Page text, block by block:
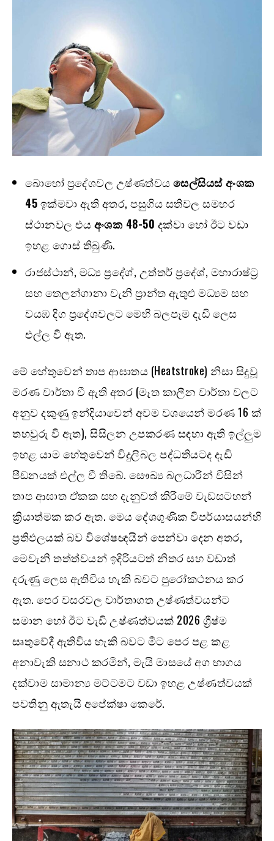
බොහෝ ප්‍රදේශවල උෂ්ණත්වයසෙල්සියස් අංශක
45ඉක්මවා ඇති අතර, පසුගිය සතිවල සමහර
ස්ථානවල එයඅංශක 48-50 දක්වා හෝ ඊට වඩා
ඉහළ ගොස් තිබුණි.
රාජස්ථාන්, මධ්‍ය ප්‍රදේශ්, උත්තර් ප්‍රදේශ්, මහාරාෂ්ට්‍ර
සහ තෙලන්ගානා වැනි ප්‍රාන්ත ඇතුළු මධ්‍යම සහ
වයඹ දිග ප්‍රදේශවලට මෙහි බලපෑම දැඩි ලෙස
එල්ල වී ඇත.
මේ හේතුවෙන් තාප ආඝාතය (Heatstroke) නිසා සිදුවූ
මරණ වාර්තා වී ඇති අතර (මෑත කාලීන වාර්තා වලට
අනුව දකුණු ඉන්දියාවෙන් අවම වශයෙන් මරණ 16 ක්
තහවුරු වී ඇත), සිසිලන උපකරණ සඳහා ඇති ඉල්ලුම
ඉහළ යාම හේතුවෙන් විදුලිබල පද්ධතියටද දැඩි
පීඩනයක් එල්ල වී තිබේ. සෞඛ්‍ය බලධාරීන් විසින්
තාප ආඝාත ඒකක සහ දැනුවත් කිරීමේ වැඩසටහන්
ක්‍රියාත්මක කර ඇත. මෙය දේශගුණික විපර්යාසයන්හි
ප්‍රතිඵලයක් බව විශේෂඥයින් පෙන්වා දෙන අතර,
මෙවැනි තත්ත්වයන් ඉදිරියටත් නිතර සහ වඩාත්
දරුණු ලෙස ඇතිවිය හැකි බවට පුරෝකථනය කර
ඇත. පෙර වසරවල වාර්තාගත උෂ්ණත්වයන්ට
සමාන හෝ ඊට වැඩි උෂ්ණත්වයක් 2026 ග්‍රීෂ්ම
සෘතුවේදී ඇතිවිය හැකි බවට මීට පෙර පළ කළ
අනාවැකි සනාථ කරමින්, මැයි මාසයේ අග භාගය
දක්වාම සාමාන්‍ය මට්ටමට වඩා ඉහළ උෂ්ණත්වයක්
පවතිනු ඇතැයි අපේක්ෂා කෙරේ.